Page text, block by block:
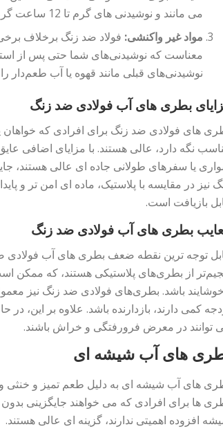
می مانند و نوشیدنی های گرم تا 12 ساعت گرم می مانند.
مواد غیر واکنشی: فولاد ضد زنگ برخلاف
معناست که نوشیدنی‌های شما حتی پس از
نوشیدنی‌های قبلی مانند قهوه یا آب طعم‌دار
بطری های آب فولادی ضد زنگ
های فولادی ضد زنگ برای افرادی که خواهان
نگه دارد، عالی هستند. با مزایای اضافی
یا سفرهای طولانی جاده ای عالی هستند،
بازیافت است.
بطری های آب فولادی ضد زنگ
توجه ترین نقطه ضعف بطری های آب فولادی
از بطری‌های پلاستیکی هستند، که ممکن
باشد. بطری‌های فولادی ضد زنگ نیز
کمی دارند، بازدارنده باشد. علاوه بر
توانند در معرض فرورفتگی و خراش باشند.
های آب شیشه ای
های آب شیشه ای به دلیل طعم تمیز و خنثی
ها برای افرادی که می خواهند جایگزینی
افزوده اهمیتی ندارند، گزینه ای عالی هستند.